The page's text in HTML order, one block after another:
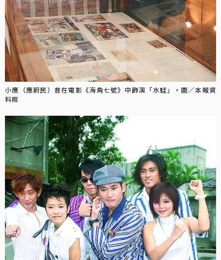
小應（應蔚民）昔在電影《海角七號》中飾演「水蛙」。圖／本報資
料照